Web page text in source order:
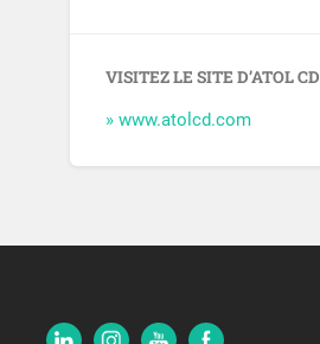
VISITEZ LE SITE D’ATOL CD
» www.atolcd.com